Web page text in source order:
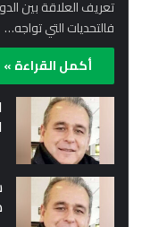
تعريف العلاقة بين
فالتحديات التي تواجه…
أكمل القراءة »